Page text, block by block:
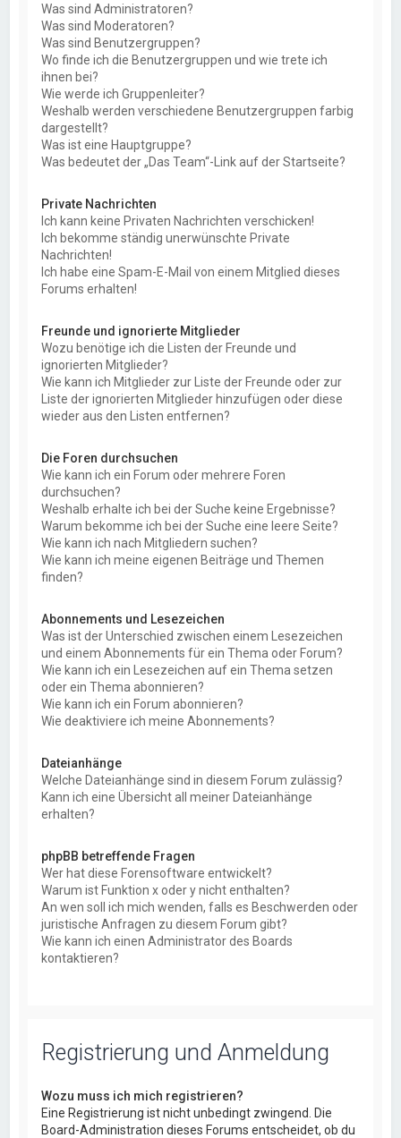
Was sind Administratoren?
Was sind Moderatoren?
Was sind Benutzergruppen?
Wo finde ich die Benutzergruppen und wie trete ich
ihnen bei?
Wie werde ich Gruppenleiter?
Weshalb werden verschiedene Benutzergruppen farbig
dargestellt?
Was ist eine Hauptgruppe?
Was bedeutet der „Das Team“-Link auf der Startseite?
Private Nachrichten
Ich kann keine Privaten Nachrichten verschicken!
Ich bekomme ständig unerwünschte Private
Nachrichten!
Ich habe eine Spam-E-Mail von einem Mitglied dieses
Forums erhalten!
Freunde und ignorierte Mitglieder
Wozu benötige ich die Listen der Freunde und
ignorierten Mitglieder?
Wie kann ich Mitglieder zur Liste der Freunde oder zur
Liste der ignorierten Mitglieder hinzufügen oder diese
wieder aus den Listen entfernen?
Die Foren durchsuchen
Wie kann ich ein Forum oder mehrere Foren
durchsuchen?
Weshalb erhalte ich bei der Suche keine Ergebnisse?
Warum bekomme ich bei der Suche eine leere Seite?
Wie kann ich nach Mitgliedern suchen?
Wie kann ich meine eigenen Beiträge und Themen
finden?
Abonnements und Lesezeichen
Was ist der Unterschied zwischen einem Lesezeichen
und einem Abonnements für ein Thema oder Forum?
Wie kann ich ein Lesezeichen auf ein Thema setzen
oder ein Thema abonnieren?
Wie kann ich ein Forum abonnieren?
Wie deaktiviere ich meine Abonnements?
Dateianhänge
Welche Dateianhänge sind in diesem Forum zulässig?
Kann ich eine Übersicht all meiner Dateianhänge
erhalten?
phpBB betreffende Fragen
Wer hat diese Forensoftware entwickelt?
Warum ist Funktion x oder y nicht enthalten?
An wen soll ich mich wenden, falls es Beschwerden oder
juristische Anfragen zu diesem Forum gibt?
Wie kann ich einen Administrator des Boards
kontaktieren?
Registrierung und Anmeldung
Wozu muss ich mich registrieren?
Eine Registrierung ist nicht unbedingt zwingend. Die
Board-Administration dieses Forums entscheidet, ob du